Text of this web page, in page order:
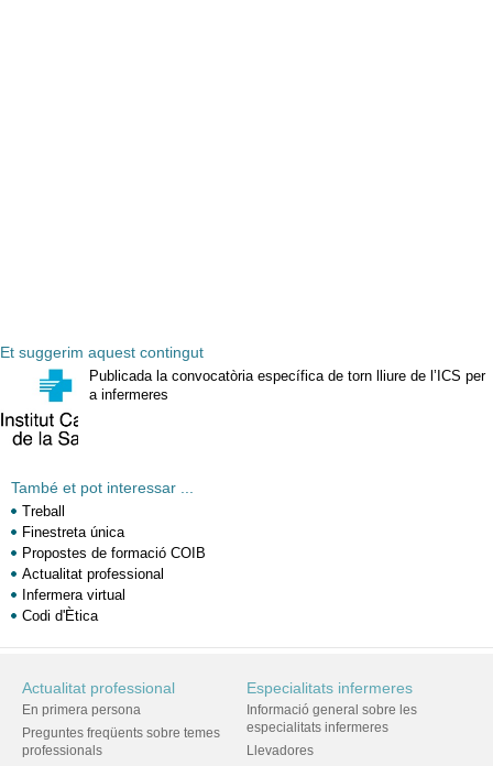
Et suggerim aquest contingut
Publicada la convocatòria específica de torn lliure de l’ICS per
a infermeres
També et pot interessar ...
Treball
Finestreta única
Propostes de formació COIB
Actualitat professional
Infermera virtual
Codi d'Ètica
Actualitat professional
En primera persona
Preguntes freqüents sobre temes
professionals
Especialitats infermeres
Informació general sobre les
especialitats infermeres
Llevadores